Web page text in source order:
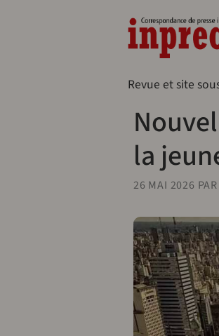
Revue et site
la
26 MAI 2026 PAR